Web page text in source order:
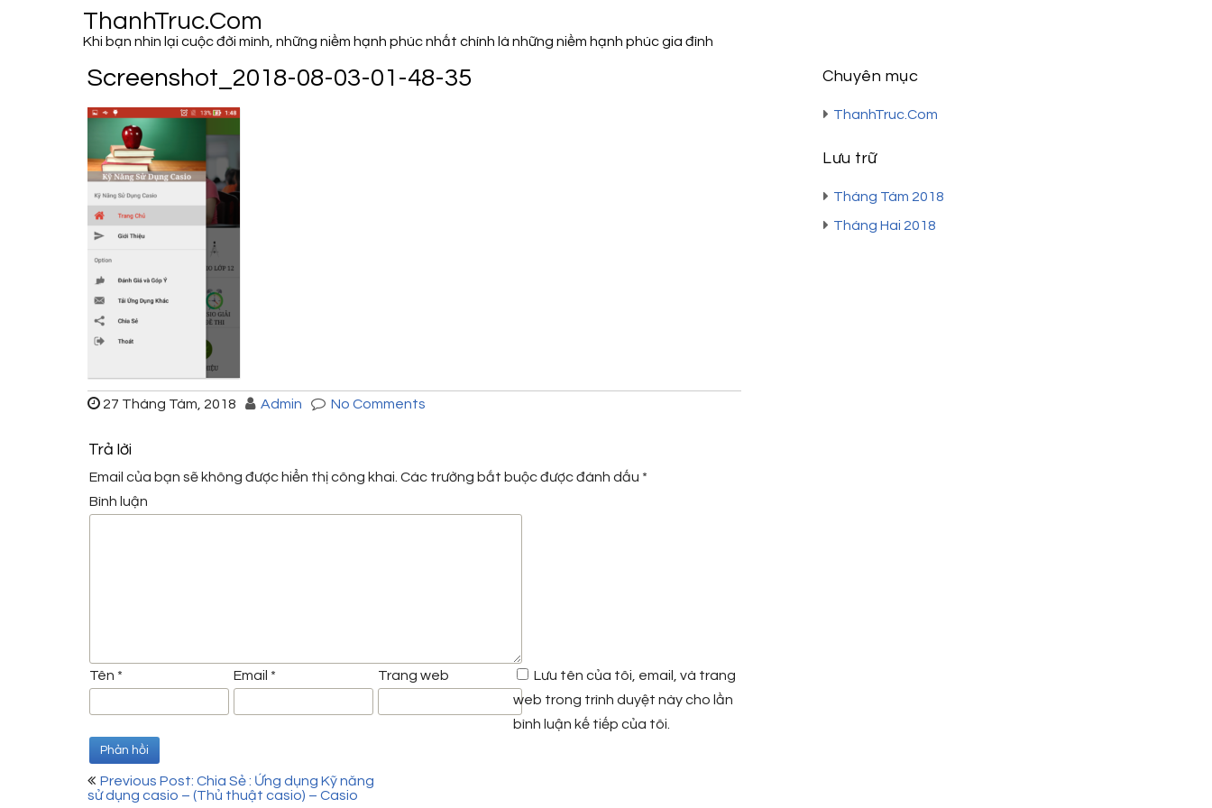
ThanhTruc.Com
Khi bạn nhìn lại cuộc đời mình, những niềm hạnh phúc nhất chính là những niềm hạnh phúc gia đình
Screenshot_2018-08-03-01-48-35
27 Tháng Tám, 2018 Admin No Comments
Trả lời
Email của bạn sẽ không được hiển thị công khai. Các trường bắt buộc được đánh dấu *
Bình luận
Tên * Email * Trang web
Lưu tên của tôi, email, và trang
web trong trình duyệt này cho lần
bình luận kế tiếp của tôi.
Điều
Previous Post: Chia Sẻ : Ứng dụng Kỹ năng
sử dụng casio – (Thủ thuật casio) – Casio
Chuyên mục
ThanhTruc.Com
Lưu trữ
Tháng Tám 2018
Tháng Hai 2018